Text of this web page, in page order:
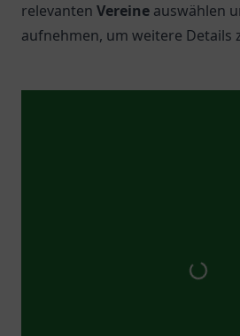
relevanten Vereine auswählen
aufnehmen, um weitere Details
Top 5 Vereine inFrankfurt
gGmbH. Join uns für